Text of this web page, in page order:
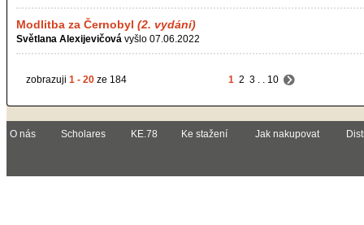
Modlitba za Černobyl (2. vydání)
Světlana Alexijevičová vyšlo 07.06.2022
zobrazuji 1 - 20 ze 184 1 2 3. . 10
O nás Scholares KE.78 Ke stažení Jak nakupovat